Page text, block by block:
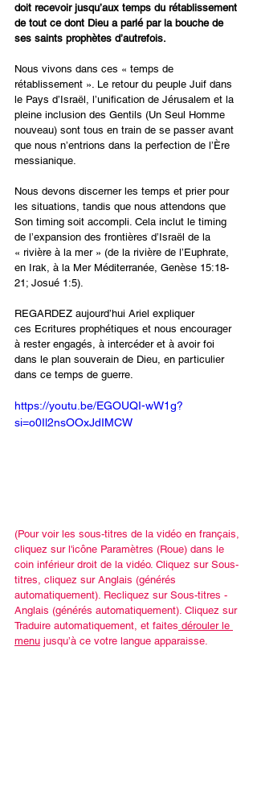
doit recevoir jusqu’aux temps du rétablissement
de tout ce dont Dieu a parlé par la bouche de
ses saints prophètes d’autrefois.
Nous vivons dans ces « temps de
rétablissement ». Le retour du peuple Juif dans
le Pays d’Israël, l’unification de Jérusalem et la
pleine inclusion des Gentils (Un Seul Homme
nouveau) sont tous en train de se passer avant
que nous n’entrions dans la perfection de l’Ère
messianique.
Nous devons discerner les temps et prier pour
les situations, tandis que nous attendons que
Son timing soit accompli. Cela inclut le timing
de l’expansion des frontières d’Israël de la
« rivière à la mer » (de la rivière de l’Euphrate,
en Irak, à la Mer Méditerranée, Genèse 15:18-
21; Josué 1:5).
REGARDEZ aujourd’hui Ariel expliquer
ces Ecritures prophétiques et nous encourager
à rester engagés, à intercéder et à avoir foi
dans le plan souverain de Dieu, en particulier
dans ce temps de guerre.
https://youtu.be/EGOUQI-wW1g?
si=o0Il2nsOOxJdIMCW
(Pour voir les sous-titres de la vidéo en français,
cliquez sur l'icône Paramètres (Roue) dans le
coin inférieur droit de la vidéo. Cliquez sur Sous-
titres, cliquez sur Anglais (générés
automatiquement). Recliquez sur Sous-titres -
Anglais (générés automatiquement). Cliquez sur
Traduire automatiquement, et faites dérouler le
menu jusqu’à ce votre langue apparaisse.